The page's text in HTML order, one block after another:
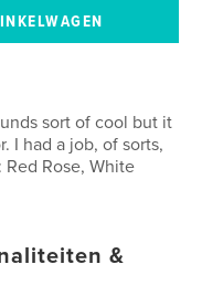
sort of cool but it
I had a job, of sorts,
Rose, White
&